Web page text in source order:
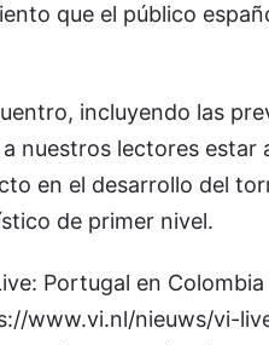
que el público
incluyendo las
nuestros lectores estar
en el desarrollo del
de primer nivel.
Portugal en
www.vi.nl/nieuws/vi-